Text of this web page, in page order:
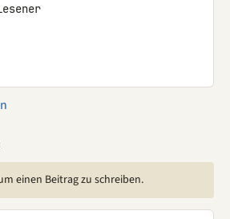
einen Beitrag zu schreiben.